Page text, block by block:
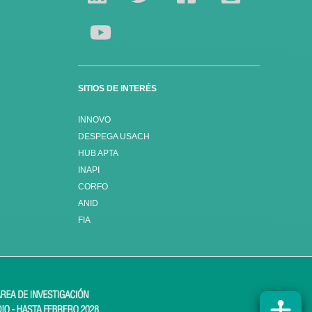
SITIOS DE INTERÉS
INNOVO
DESPEGA USACH
HUB APTA
INAPI
CORFO
ANID
FIA